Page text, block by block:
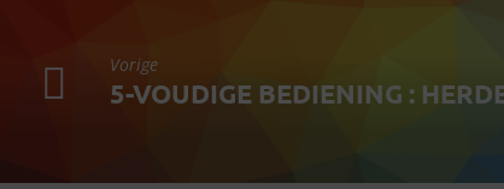
Vorige
5-VOUDIGE BEDIENING :